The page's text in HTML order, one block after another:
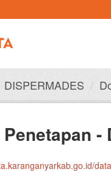
DISPERMADES
Penetapan